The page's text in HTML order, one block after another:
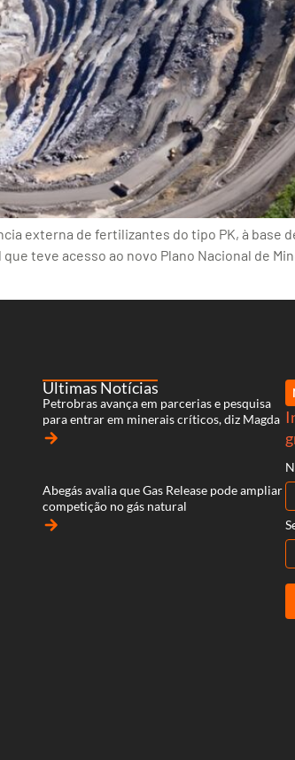
externa de fertilizantes do tipo PK, à base
teve acesso ao novo Plano Nacional de
Últimas Notícias
Petrobras avança em parcerias e pesquisa
para entrar em minerais críticos, diz Magda
arrow_forward
Abegás avalia que Gas Release pode ampliar
competição no gás natural
arrow_forward